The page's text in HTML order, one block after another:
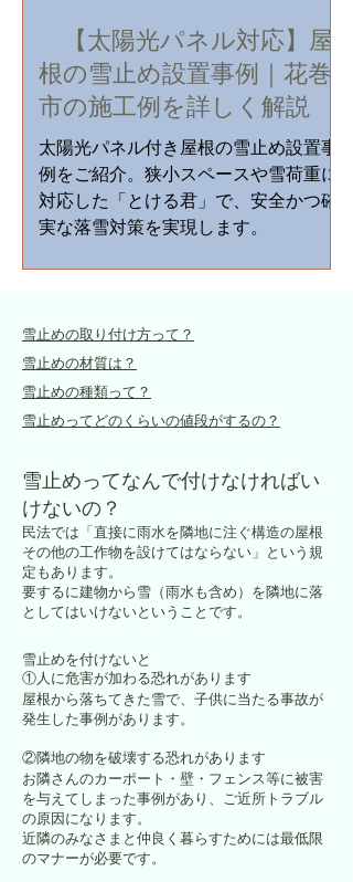
【太陽光パネル対応】屋
根の雪止め設置事例｜花巻
市の施工例を詳しく解説
太陽光パネル付き屋根の雪止め設置事
例をご紹介。狭小スペースや雪荷重に
対応した「とける君」で、安全かつ確
実な落雪対策を実現します。
雪止めの取り付け方って？
雪止めの材質は？
雪止めの種類って？
雪止めってどのくらいの値段がするの？
雪止めってなんで付けなければい
けないの？
民法では「直接に雨水を隣地に注ぐ構造の屋根
その他の工作物を設けてはならない」という規
定もあります。
要するに建物から雪（雨水も含め）を隣地に落
としてはいけないということです。
雪止めを付けないと
①人に危害が加わる恐れがあります
屋根から落ちてきた雪で、子供に当たる事故が
発生した事例があります。
②隣地の物を破壊する恐れがあります
お隣さんのカーポート・壁・フェンス等に被害
を与えてしまった事例があり、ご近所トラブル
の原因になります。
近隣のみなさまと仲良く暮らすためには最低限
のマナーが必要です。